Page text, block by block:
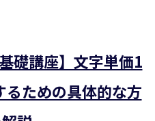
礎講座】文字単価1
ための具体的な方